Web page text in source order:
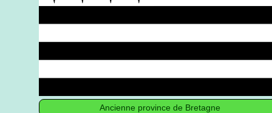
Ancienne province de Bretagne